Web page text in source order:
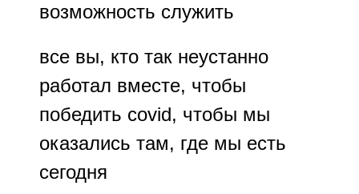
возможность служить
все вы, кто так неустанно
работал вместе, чтобы
победить covid, чтобы мы
оказались там, где мы есть
сегодня